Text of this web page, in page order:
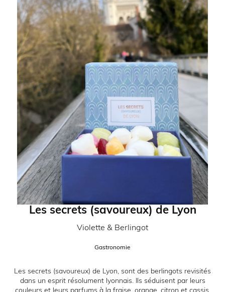
Les secrets (savoureux) de Lyon
Violette & Berlingot
Gastronomie
Description:
Les secrets (savoureux) de Lyon, sont des berlingots revisités
dans un esprit résolument lyonnais. Ils séduisent par leurs